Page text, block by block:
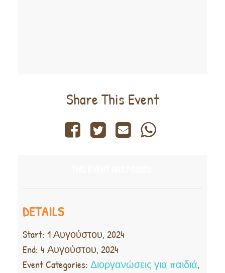
Share This Event
DETAILS
Start: 1 Αυγούστου, 2024
End: 4 Αυγούστου, 2024
Event Categories: Διοργανώσεις για παιδιά,